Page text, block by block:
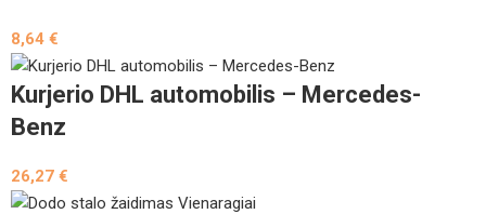
8,64€
Kurjerio DHL automobilis – Mercedes-
Benz
26,27€